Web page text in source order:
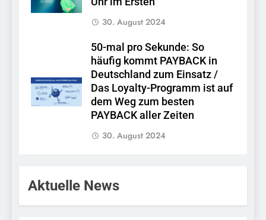
30. August 2024
50-mal pro Sekunde: So
häufig kommt PAYBACK in
Deutschland zum Einsatz /
Das Loyalty-Programm ist auf
dem Weg zum besten
PAYBACK aller Zeiten
30. August 2024
Aktuelle News